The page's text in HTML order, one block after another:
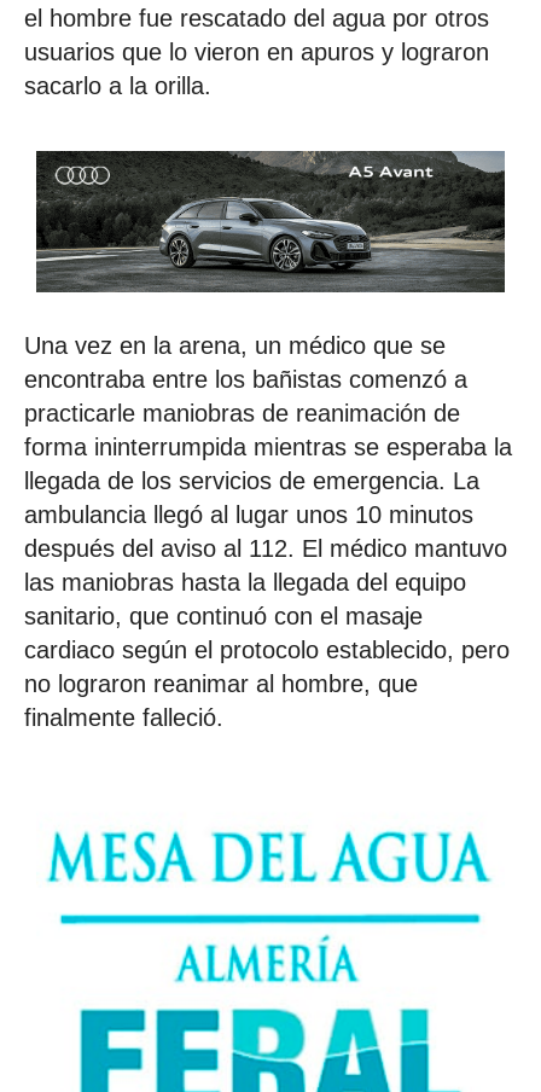
el hombre fue rescatado del agua por otros
usuarios que lo vieron en apuros y lograron
sacarlo a la orilla.
Una vez en la arena, un médico que se
encontraba entre los bañistas comenzó a
practicarle maniobras de reanimación de
forma ininterrumpida mientras se esperaba la
llegada de los servicios de emergencia. La
ambulancia llegó al lugar unos 10 minutos
después del aviso al 112. El médico mantuvo
las maniobras hasta la llegada del equipo
sanitario, que continuó con el masaje
cardiaco según el protocolo establecido, pero
no lograron reanimar al hombre, que
finalmente falleció.